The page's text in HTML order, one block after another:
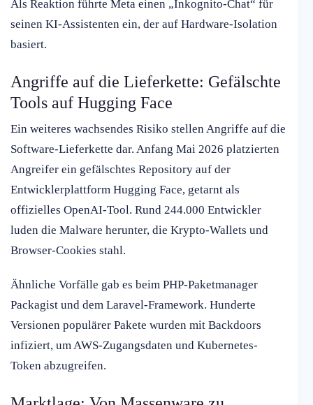
Als Reaktion führte Meta einen „Inkognito-Chat“ für
seinen KI-Assistenten ein, der auf Hardware-Isolation
basiert.
Angriffe auf die Lieferkette: Gefälschte
Tools auf Hugging Face
Ein weiteres wachsendes Risiko stellen Angriffe auf die
Software-Lieferkette dar. Anfang Mai 2026 platzierten
Angreifer ein gefälschtes Repository auf der
Entwicklerplattform Hugging Face, getarnt als
offizielles OpenAI-Tool. Rund 244.000 Entwickler
luden die Malware herunter, die Krypto-Wallets und
Browser-Cookies stahl.
Ähnliche Vorfälle gab es beim PHP-Paketmanager
Packagist und dem Laravel-Framework. Hunderte
Versionen populärer Pakete wurden mit Backdoors
infiziert, um AWS-Zugangsdaten und Kubernetes-
Token abzugreifen.